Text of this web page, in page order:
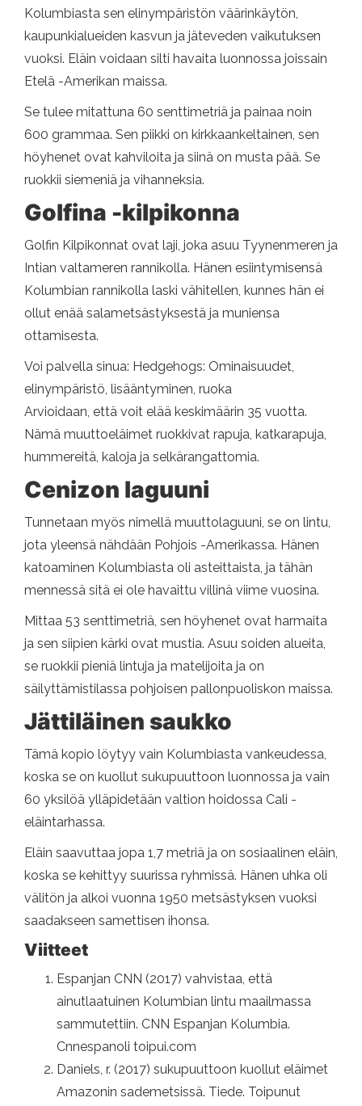
Kolumbiasta sen elinympäristön väärinkäytön,
kaupunkialueiden kasvun ja jäteveden vaikutuksen
vuoksi. Eläin voidaan silti havaita luonnossa joissain
Etelä -Amerikan maissa.
Se tulee mitattuna 60 senttimetriä ja painaa noin
600 grammaa. Sen piikki on kirkkaankeltainen, sen
höyhenet ovat kahviloita ja siinä on musta pää. Se
ruokkii siemeniä ja vihanneksia.
Golfina -kilpikonna
Golfin Kilpikonnat ovat laji, joka asuu Tyynenmeren ja
Intian valtameren rannikolla. Hänen esiintymisensä
Kolumbian rannikolla laski vähitellen, kunnes hän ei
ollut enää salametsästyksestä ja muniensa
ottamisesta.
Voi palvella sinua: Hedgehogs: Ominaisuudet,
elinympäristö, lisääntyminen, ruoka
Arvioidaan, että voit elää keskimäärin 35 vuotta.
Nämä muuttoeläimet ruokkivat rapuja, katkarapuja,
hummereitä, kaloja ja selkärangattomia.
Cenizon laguuni
Tunnetaan myös nimellä muuttolaguuni, se on lintu,
jota yleensä nähdään Pohjois -Amerikassa. Hänen
katoaminen Kolumbiasta oli asteittaista, ja tähän
mennessä sitä ei ole havaittu villinä viime vuosina.
Mittaa 53 senttimetriä, sen höyhenet ovat harmaita
ja sen siipien kärki ovat mustia. Asuu soiden alueita,
se ruokkii pieniä lintuja ja matelijoita ja on
säilyttämistilassa pohjoisen pallonpuoliskon maissa.
Jättiläinen saukko
Tämä kopio löytyy vain Kolumbiasta vankeudessa,
koska se on kuollut sukupuuttoon luonnossa ja vain
60 yksilöä ylläpidetään valtion hoidossa Cali -
eläintarhassa.
Eläin saavuttaa jopa 1,7 metriä ja on sosiaalinen eläin,
koska se kehittyy suurissa ryhmissä. Hänen uhka oli
välitön ja alkoi vuonna 1950 metsästyksen vuoksi
saadakseen samettisen ihonsa.
Viitteet
Espanjan CNN (2017) vahvistaa, että
ainutlaatuinen Kolumbian lintu maailmassa
sammutettiin. CNN Espanjan Kolumbia.
Cnnespanoli toipui.com
Daniels, r. (2017) sukupuuttoon kuollut eläimet
Amazonin sademetsissä. Tiede. Toipunut